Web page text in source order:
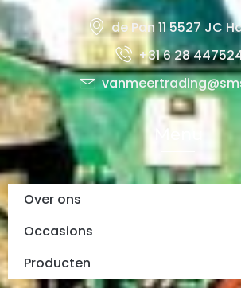
de Pan 11 5527 JC
+31 6 28
Over ons
Occasions
Producten